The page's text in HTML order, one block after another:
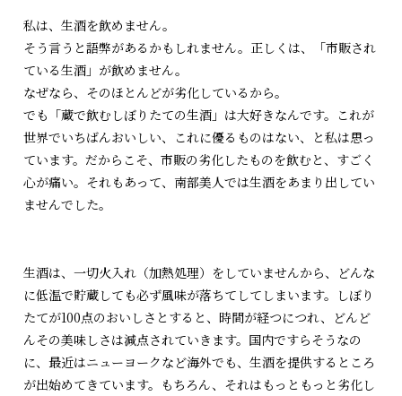
私は、生酒を飲めません。
そう言うと語弊があるかもしれません。正しくは、「市販され
ている生酒」が飲めません。
なぜなら、そのほとんどが劣化しているから。
でも「蔵で飲むしぼりたての生酒」は大好きなんです。これが
世界でいちばんおいしい、これに優るものはない、と私は思っ
ています。だからこそ、市販の劣化したものを飲むと、すごく
心が痛い。それもあって、南部美人では生酒をあまり出してい
ませんでした。
生酒は、一切火入れ（加熱処理）をしていませんから、どんな
に低温で貯蔵しても必ず風味が落ちてしてしまいます。しぼり
たてが100点のおいしさとすると、時間が経つにつれ、どんど
んその美味しさは減点されていきます。国内ですらそうなの
に、最近はニューヨークなど海外でも、生酒を提供するところ
が出始めてきています。もちろん、それはもっともっと劣化し